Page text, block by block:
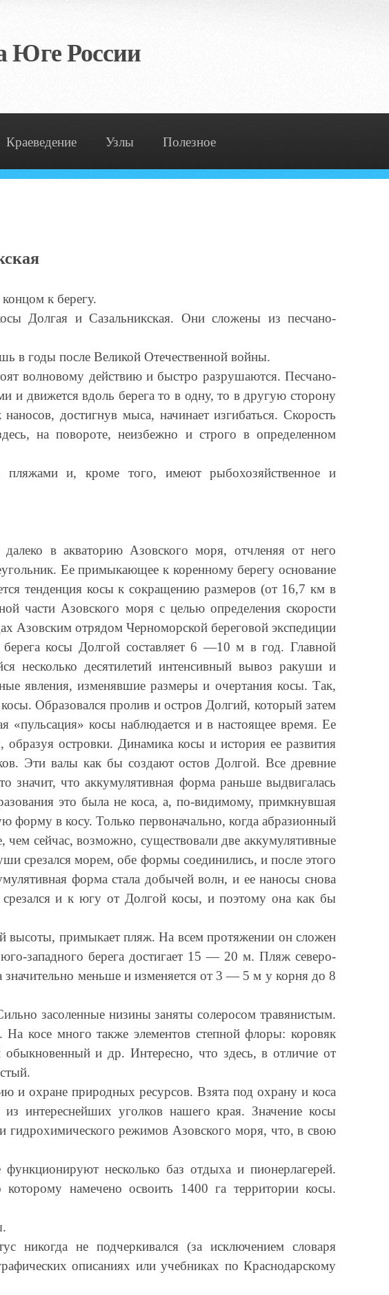
Юге России
Краеведение Узлы Полезное
к берегу.
Долгая и Сазальникская. Они сложены из песчано-
в годы после Великой Отечественной войны.
волновому действию и быстро разрушаются. Песчано-
и движется вдоль берега то в одну, то в другую сторону
достигнув мыса, начинает изгибаться. Скорость
на повороте, неизбежно и строго в определенном
и, кроме того, имеют рыбохозяйственное и
далеко в акваторию Азовского моря, отчленяя от него
Ее примыкающее к коренному берегу основание
тенденция косы к сокращению размеров (от 16,7 км в
части Азовского моря с целью определения скорости
Азовским отрядом Черноморской береговой экспедиции
косы Долгой составляет 6 —10 м в год. Главной
несколько десятилетий интенсивный вывоз ракуши и
явления, изменявшие размеры и очертания косы. Так,
Образовался пролив и остров Долгий, который затем
«пульсация» косы наблюдается и в настоящее время. Ее
островки. Динамика косы и история ее развития
Эти валы как бы создают остов Долгой. Все древние
значит, что аккумулятивная форма раньше выдвигалась
это была не коса, а, по-видимому, примкнувшая
форму в косу. Только первоначально, когда абразионный
чем сейчас, возможно, существовали две аккумулятивные
срезался морем, обе формы соединились, и после этого
форма стала добычей волн, и ее наносы снова
срезался и к югу от Долгой косы, и поэтому она как бы
высоты, примыкает пляж. На всем протяжении он сложен
западного берега достигает 15 — 20 м. Пляж северо-
значительно меньше и изменяется от 3 — 5 м у корня до 8
засоленные низины заняты солеросом травянистым.
На косе много также элементов степной флоры: коровяк
обыкновенный и др. Интересно, что здесь, в отличие от
и охране природных ресурсов. Взята под охрану и коса
интереснейших уголков нашего края. Значение косы
гидрохимического режимов Азовского моря, что, в свою
несколько баз отдыха и пионерлагерей.
которому намечено освоить 1400 га территории косы.
никогда не подчеркивался (за исключением словаря
описаниях или учебниках по Краснодарскому